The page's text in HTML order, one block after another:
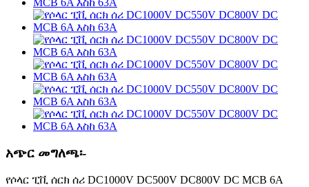
አጭር መግለጫ፡-
የሶላር ፒቪ ሰርክ ሰሪ DC1000V DC500V DC800V DC MCB 6A